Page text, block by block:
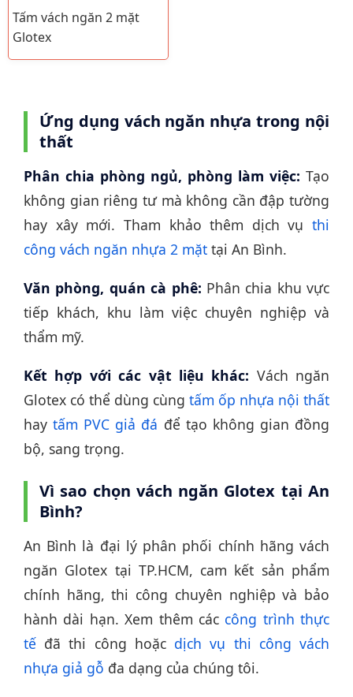
Tấm vách ngăn 2 mặt
Glotex
Ứng dụng vách ngăn nhựa trong nội
thất
Phân chia phòng ngủ, phòng làm việc: Tạo
không gian riêng tư mà không cần đập tường
hay xây mới. Tham khảo thêm dịch vụ thi
công vách ngăn nhựa 2 mặt tại An Bình.
Văn phòng, quán cà phê: Phân chia khu vực
tiếp khách, khu làm việc chuyên nghiệp và
thẩm mỹ.
Kết hợp với các vật liệu khác: Vách ngăn
Glotex có thể dùng cùng tấm ốp nhựa nội thất
haytấm PVC giả đá để tạo không gian đồng
bộ, sang trọng.
Vì sao chọn vách ngăn Glotex tại An
Bình?
An Bình là đại lý phân phối chính hãng vách
ngăn Glotex tại TP.HCM, cam kết sản phẩm
chính hãng, thi công chuyên nghiệp và bảo
hành dài hạn. Xem thêm các công trình thực
tế đã thi công hoặc dịch vụ thi công vách
nhựa giả gỗ đa dạng của chúng tôi.